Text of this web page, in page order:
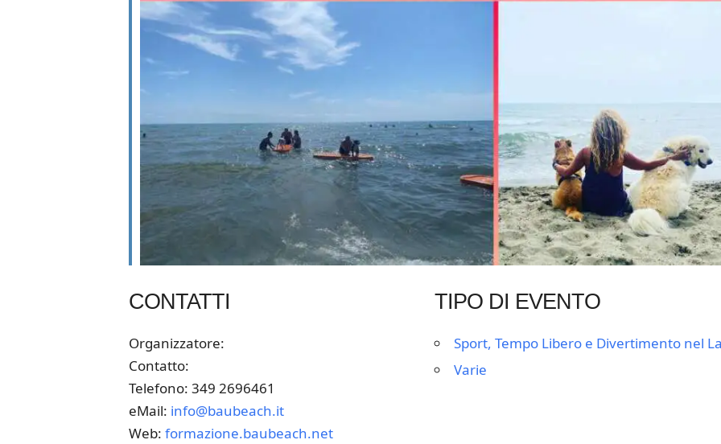
CONTATTI
Organizzatore:
Contatto:
Telefono: 349 2696461
eMail: info@baubeach.it
Web: formazione.baubeach.net
TIPO DI EVENTO
Sport, Tempo Libero e Divertimento nel
Varie